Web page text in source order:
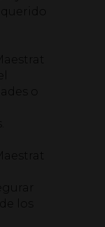
o
los